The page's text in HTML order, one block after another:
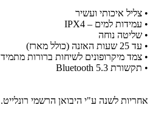
• צליל איכותי ועשיר
• עמידות למים – IPX4
• שליטה נוחה
• עד 25 שעות האזנה (כולל מארז)
• צמד מיקרופונים לשיחות ברורות מתמיד
• תקשורת Bluetooth 5.3
אחריות לשנה ע"י היבואן הרשמי רונלייט.